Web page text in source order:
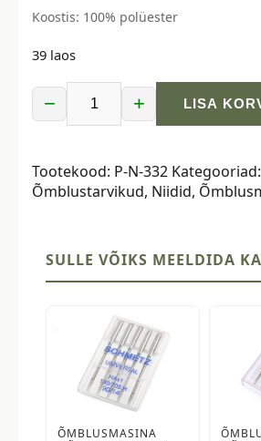
Koostis: 100% polüester
39 laos
−
Õmblusmasina
120,
rullis
kogus
+ LISA
Tootekood: P-N-332 Kategooriad:
Õmblustarvikud, Niidid,
SULLE VÕIKS MEELDIDA
ÕMBLUSMASINA